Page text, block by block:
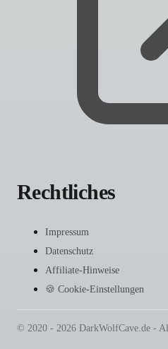
Rechtliches
Impressum
Datenschutz
Affiliate-Hinweise
🍪 Cookie-Einstellungen
© 2020 - 2026 DarkWolfCave.de -